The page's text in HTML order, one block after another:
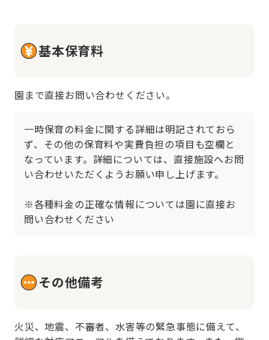
基本保育料
園まで直接お問い合わせください。
一時保育の料金に関する詳細は明記されておら
ず、その他の保育料や実費負担の項目も空欄と
なっています。詳細については、直接施設へお問
い合わせいただくようお願い申し上げます。
※各種料金の正確な情報については園に直接お
問い合わせください
その他備考
火災、地震、不審者、水害等の緊急事態に備えて、